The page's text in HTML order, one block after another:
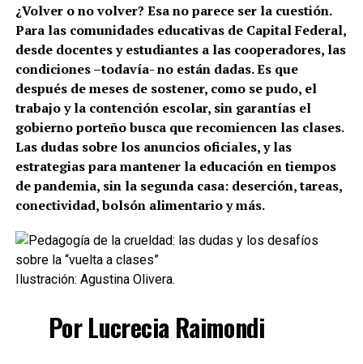
¿Volver o no volver? Esa no parece ser la cuestión.
Para las comunidades educativas de Capital Federal,
desde docentes y estudiantes a las cooperadores, las
condiciones –todavía- no están dadas. Es que
después de meses de sostener, como se pudo, el
trabajo y la contención escolar, sin garantías el
gobierno porteño busca que recomiencen las clases.
Las dudas sobre los anuncios oficiales, y las
estrategias para mantener la educación en tiempos
de pandemia, sin la segunda casa: deserción, tareas,
conectividad, bolsón alimentario y más.
Ilustración: Agustina Olivera.
Por Lucrecia Raimondi